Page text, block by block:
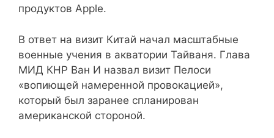
продуктов Apple.
В ответ на визит Китай начал масштабные
военные учения в акватории Тайваня. Глава
МИД КНР Ван И назвал визит Пелоси
«вопиющей намеренной провокацией»,
который был заранее спланирован
американской стороной.